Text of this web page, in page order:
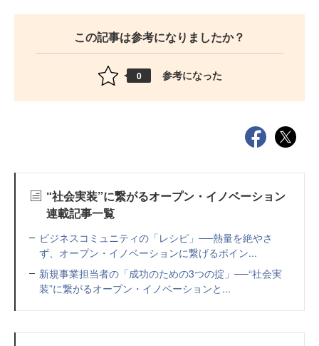
この記事は参考になりましたか？
0 参考になった
“社会実装”に繋がるオープン・イノベーション
連載記事一覧
ビジネスコミュニティの「レシピ」──熱量を絶やさ
ず、オープン・イノベーションに繋げるポイン...
新規事業担当者の「成功のための3つの掟」──“社会実
装”に繋がるオープン・イノベーションと...